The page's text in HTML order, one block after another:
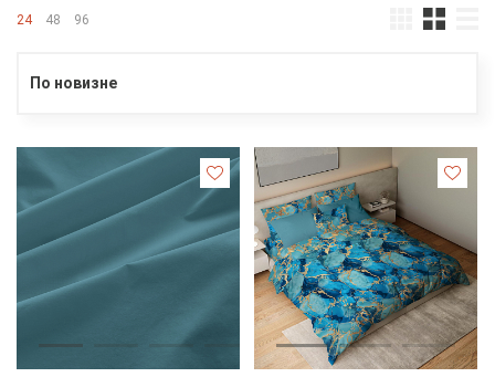
24 48 96
По новизне